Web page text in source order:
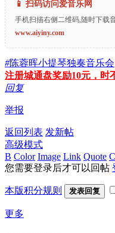
📱 扫码访问爱音乐网
手机扫描右侧二维码,随时下载
www.aiyiny.com
#陈蓉晖小提琴独奏音乐会
注册城通盘奖励10元，时
回复
举报
返回列表 发新帖
高级模式
B Color Image Link Quote
您需要登录后才可以回帖
本版积分规则 发表回复
更多